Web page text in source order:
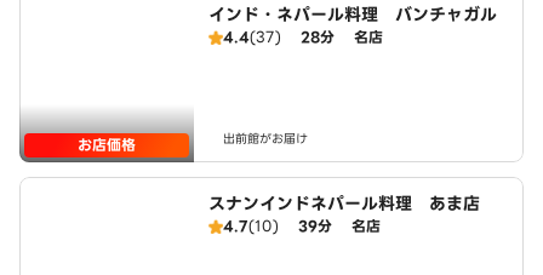
お店価格
インド・ネパール料理 バンチャガル
4.4(37) 28分 名店
出前館がお届け
スナンインドネパール料理 あま店
4.7(10) 39分 名店